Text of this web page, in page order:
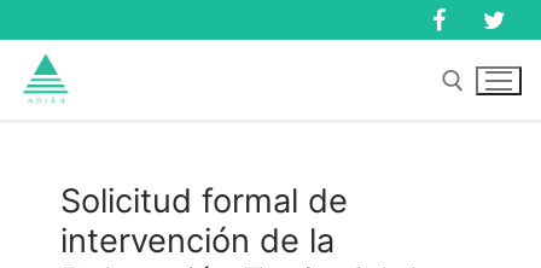
al
contenido
Buscar:
Solicitud formal de
intervención de la